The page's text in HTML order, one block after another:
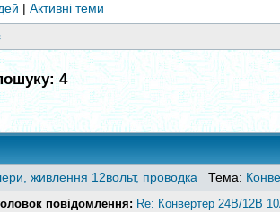
| Активні теми
4
живлення 12вольт, проводка Тема:
повідомлення: Re: Конвертер 24В/12В